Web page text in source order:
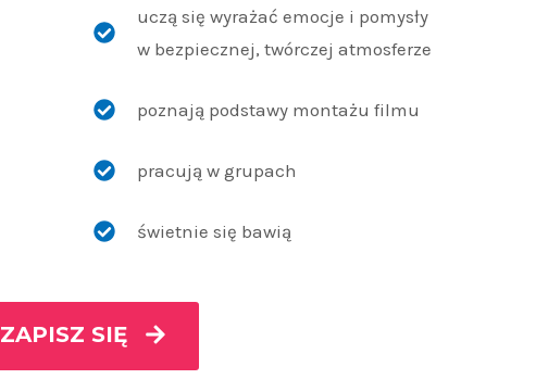
uczą się wyrażać emocje i pomysły
w bezpiecznej, twórczej atmosferze
poznają podstawy montażu filmu
pracują w grupach
świetnie się bawią
ZAPISZ SIĘ